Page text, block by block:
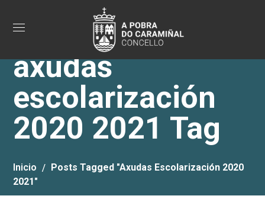
axudas
escolarización
2020 2021 Tag
Inicio
Posts Tagged "axudas Escolarización 2020
2021"